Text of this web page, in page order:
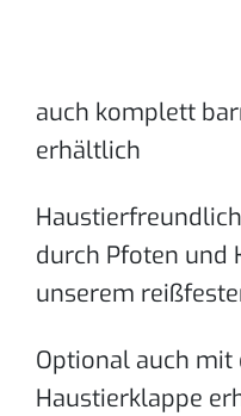
auch komplett
erhältlich
durch Pfoten und
unserem
Optional auch mit
Haustierklappe